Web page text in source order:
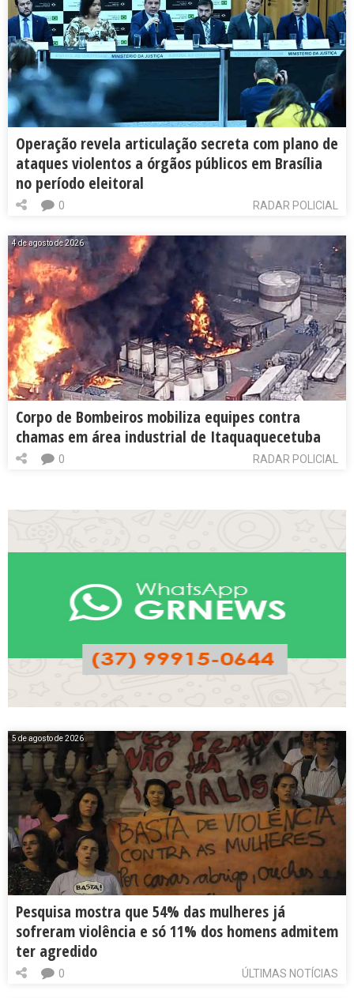
Operação revela articulação secreta com plano de
ataques violentos a órgãos públicos em Brasília
no período eleitoral
RADAR POLICIAL
0
4 de agosto de 2026
Corpo de Bombeiros mobiliza equipes contra
chamas em área industrial de Itaquaquecetuba
RADAR POLICIAL
0
5 de agosto de 2026
Pesquisa mostra que 54% das mulheres já
sofreram violência e só 11% dos homens admitem
ter agredido
ÚLTIMAS NOTÍCIAS
0